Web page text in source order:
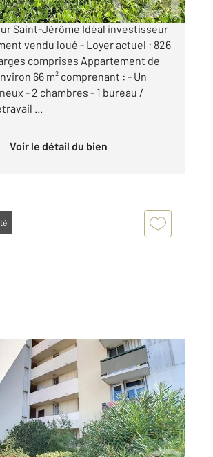
T3/4 rénové Marseille
Saint-Jérôme Idéal investisseur
vendu loué - Loyer actuel : 826
comprises Appartement de
66 m² comprenant : - Un
- 2 chambres - 1 bureau /
...
Voir le détail du bien
13014
T3 à vendre
€
dédié